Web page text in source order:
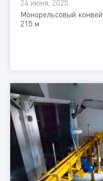
24 июня, 2025
Монорельсовый
215 м